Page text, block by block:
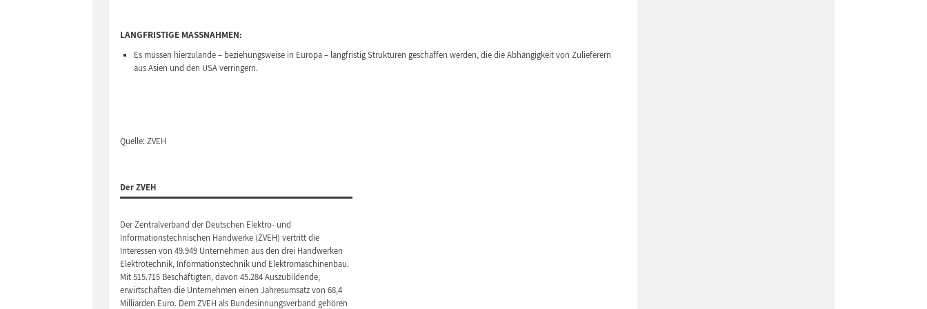
LANGFRISTIGE MASSNAHMEN:
Es müssen hierzulande – beziehungsweise in Europa – langfristig Strukturen geschaffen werden, die die Abhängigkeit von Zulieferern
aus Asien und den USA verringern.
Quelle: ZVEH
Der ZVEH
Der Zentralverband der Deutschen Elektro- und
Informationstechnischen Handwerke (ZVEH) vertritt die
Interessen von 49.949 Unternehmen aus den drei Handwerken
Elektrotechnik, Informationstechnik und Elektromaschinenbau.
Mit 515.715 Beschäftigten, davon 45.284 Auszubildende,
erwirtschaften die Unternehmen einen Jahresumsatz von 68,4
Milliarden Euro. Dem ZVEH als Bundesinnungsverband gehören